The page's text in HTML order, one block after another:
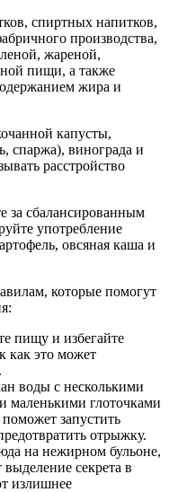
спиртных напитков,
производства,
жареной,
пищи, а также
жира и
капусты,
спаржа), винограда и
расстройство
за сбалансированным
употребление
овсяная каша и
которые помогут
пищу и избегайте
как это может
воды с несколькими
маленькими глоточками
запустить
отрыжку.
на нежирном бульоне,
секрета в
излишнее